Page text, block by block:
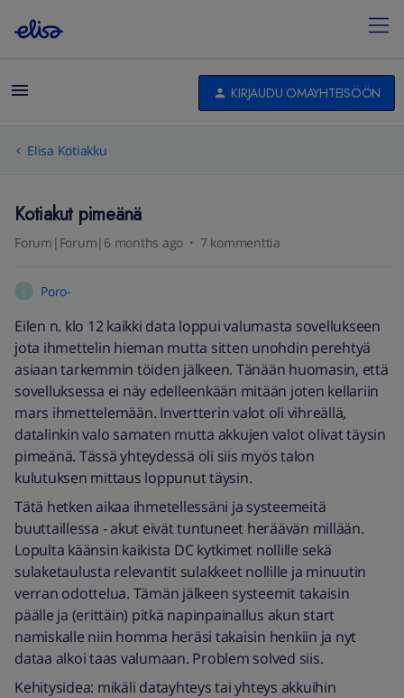
KIRJAUDU OMAYHTEISÖÖN
Elisa Kotiakku
Kotiakut pimeänä
Forum|Forum|6 months ago 7 kommenttia
P Poro-
Eilen n. klo 12 kaikki data loppui valumasta sovellukseen
jota ihmettelin hieman mutta sitten unohdin perehtyä
asiaan tarkemmin töiden jälkeen. Tänään huomasin, että
sovelluksessa ei näy edelleenkään mitään joten kellariin
mars ihmettelemään. Invertterin valot oli vihreällä,
datalinkin valo samaten mutta akkujen valot olivat täysin
pimeänä. Tässä yhteydessä oli siis myös talon
kulutuksen mittaus loppunut täysin.
Tätä hetken aikaa ihmetellessäni ja systeemeitä
buuttaillessa - akut eivät tuntuneet heräävän millään.
Lopulta käänsin kaikista DC kytkimet nollille sekä
sulaketaulusta relevantit sulakkeet nollille ja minuutin
verran odottelua. Tämän jälkeen systeemit takaisin
päälle ja (erittäin) pitkä napinpainallus akun start
namiskalle niin homma heräsi takaisin henkiin ja nyt
dataa alkoi taas valumaan. Problem solved siis.
Kehitysidea: mikäli datayhteys tai yhteys akkuihin